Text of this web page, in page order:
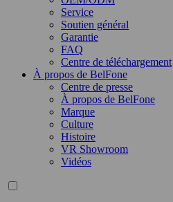
Service
Soutien général
Garantie
FAQ
Centre de téléchargement
À propos de BelFone
Centre de presse
À propos de BelFone
Marque
Culture
Histoire
VR Showroom
Vidéos